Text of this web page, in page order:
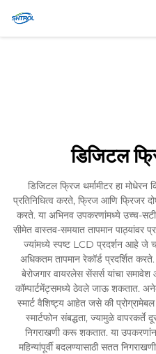
डिजिटल
डिजिटल फ्रिज थर्मामीटर हा मोधेरन
प्रतिनिधित्व करते, फ्रिज आणि फ्रिजर
करते. या अभिनव उपकरणांमध्ये उच्च-
सीमेत वास्तव-समयात तापमान पाठ्यांवर
ज्यांमध्ये स्पष्ट LCD प्रदर्शन आहे जे
अधिकतम तापमान रेकॉर्ड प्रदर्शित
बेरोजगार वायरलेस सेंसर्स यांचा
कॉम्पार्टमेंट्समध्ये ठेवले जाऊ शकतात.
स्मार्ट वैशिष्ट्य आहेत जसे की
स्मार्टफोन संबद्धता, ज्यामुळे वापरकर्ते
निगराखणी करू शकतात. या
महिन्यांपूर्वी बदलण्यासाठी सतत